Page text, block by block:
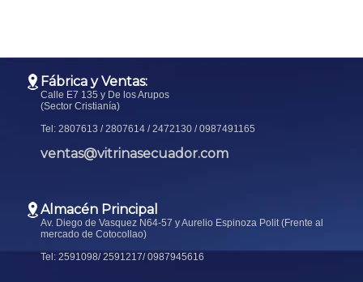
Fábrica y Ventas:
Calle E7 135 y De los Arupos
(Sector Cristianía)
Tel: 2807613 / 2807614 / 2472130 / 0987491165
ventas@vitrinasecuador.com
Almacén Principal
Av. Diego de Vasquez N64-57 y Aurelio Espinoza Polit (Frente al
mercado de Cotocollao)
Tel: 2591098/ 2591217/ 0987945616